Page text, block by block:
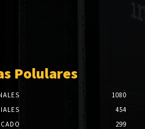
Polulares
1080
454
299